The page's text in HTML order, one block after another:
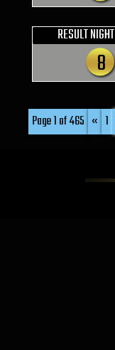
RESULT NIGHT
8
Page 1 of 465 « 1